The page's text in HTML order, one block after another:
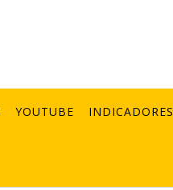
YOUTUBE INDICADORES